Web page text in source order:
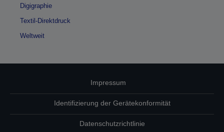
Digigraphie
Textil-Direktdruck
Weltweit
Impressum
Identifizierung der Gerätekonformität
Datenschutzrichtlinie